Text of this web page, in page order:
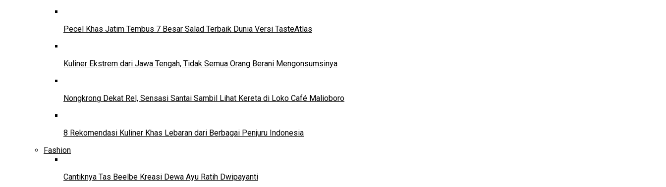
Pecel Khas Jatim Tembus 7 Besar Salad Terbaik Dunia Versi TasteAtlas
Kuliner Ekstrem dari Jawa Tengah, Tidak Semua Orang Berani Mengonsumsinya
Nongkrong Dekat Rel, Sensasi Santai Sambil Lihat Kereta di Loko Café Malioboro
8 Rekomendasi Kuliner Khas Lebaran dari Berbagai Penjuru Indonesia
Fashion
Cantiknya Tas Beelbe Kreasi Dewa Ayu Ratih Dwipayanti